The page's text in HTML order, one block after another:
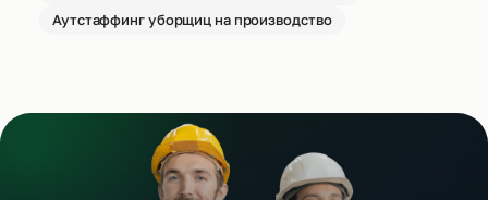
Аутстаффинг уборщиц на производство